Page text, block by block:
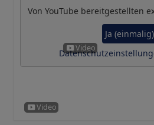
Von YouTube bereitgestellten
Ja (einmalig)